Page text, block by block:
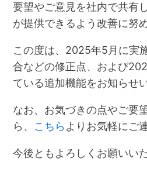
要望やご意見を社内で共有
が提供できるよう改善に努
この度は、2025年5月に実
合などの修正点、および
ている追加機能をお知らせ
なお、お気づきの点やご要
ら、 こちらよりお気軽にご
今後ともよろしくお願いい